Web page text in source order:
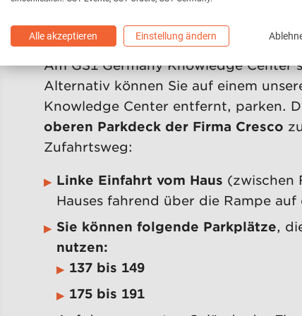
Sie erreichen uns in der Stolberger
Am GS1 Germany Knowledge
Alternativ können Sie auf einem
Knowledge Center entfernt, parken.
oberen Parkdeck der Firma Cresco
Zufahrtsweg:
Linke Einfahrt vom Haus (zwischen
Hauses fahrend über die Rampe
Sie können folgende Parkplätze,
nutzen:
137 bis 149
175 bis 191
Alle akzeptieren Einstellung ändern